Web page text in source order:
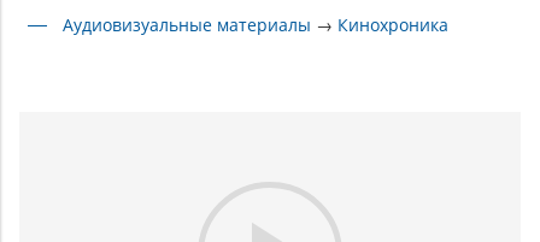
Аудиовизуальные материалы → Кинохроника